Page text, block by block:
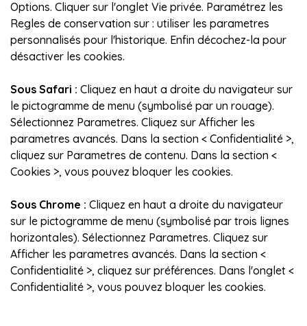
Options. Cliquer sur l'onglet Vie privée. Paramétrez les
Regles de conservation sur : utiliser les parametres
personnalisés pour l'historique. Enfin décochez-la pour
désactiver les cookies.
Sous Safari : Cliquez en haut a droite du navigateur sur
le pictogramme de menu (symbolisé par un rouage).
Sélectionnez Parametres. Cliquez sur Afficher les
parametres avancés. Dans la section < Confidentialité >,
cliquez sur Parametres de contenu. Dans la section <
Cookies >, vous pouvez bloquer les cookies.
Sous Chrome : Cliquez en haut a droite du navigateur
sur le pictogramme de menu (symbolisé par trois lignes
horizontales). Sélectionnez Parametres. Cliquez sur
Afficher les parametres avancés. Dans la section <
Confidentialité >, cliquez sur préférences. Dans l'onglet <
Confidentialité >, vous pouvez bloquer les cookies.